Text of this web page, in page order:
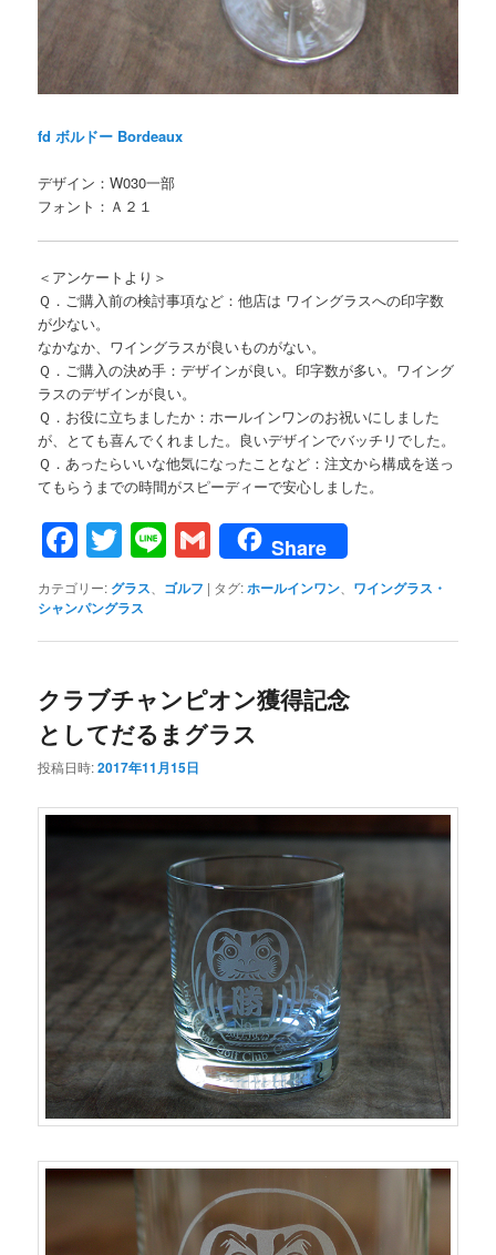
fd ボルドー Bordeaux
デザイン：W030一部
フォント：Ａ２１
＜アンケートより＞
Ｑ．ご購入前の検討事項など：他店は ワイングラスへの印字数
が少ない。
なかなか、ワイングラスが良いものがない。
Ｑ．ご購入の決め手：デザインが良い。印字数が多い。ワイング
ラスのデザインが良い。
Ｑ．お役に立ちましたか：ホールインワンのお祝いにしました
が、とても喜んでくれました。良いデザインでバッチリでした。
Ｑ．あったらいいな他気になったことなど：注文から構成を送っ
てもらうまでの時間がスピーディーで安心しました。
Facebook
Twitter
LineGmail
Share
カテゴリー: グラス ゴルフ | タグ:ホールインワン
ワイングラス・
シャンパングラス
クラブチャンピオン獲得記念
としてだるまグラス
投稿日時:2017年11月15日